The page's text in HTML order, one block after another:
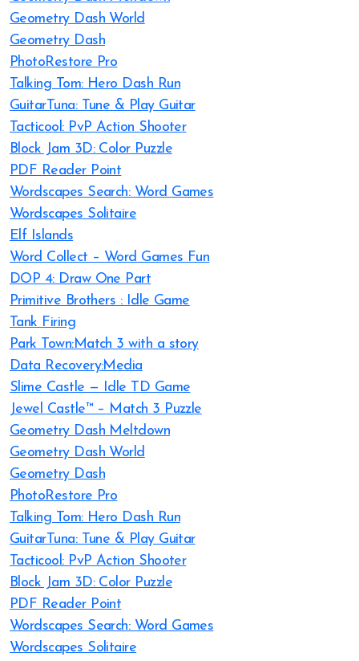
Geometry Dash World
Geometry Dash
PhotoRestore Pro
Talking Tom: Hero Dash Run
GuitarTuna: Tune & Play Guitar
Tacticool: PvP Action Shooter
Block Jam 3D: Color Puzzle
PDF Reader Point
Wordscapes Search: Word Games
Wordscapes Solitaire
Elf Islands
Word Collect – Word Games Fun
DOP 4: Draw One Part
Primitive Brothers : Idle Game
Tank Firing
Park Town:Match 3 with a story
Data Recovery:Media
Slime Castle — Idle TD Game
Jewel Castle™ – Match 3 Puzzle
Geometry Dash Meltdown
Geometry Dash World
Geometry Dash
PhotoRestore Pro
Talking Tom: Hero Dash Run
GuitarTuna: Tune & Play Guitar
Tacticool: PvP Action Shooter
Block Jam 3D: Color Puzzle
PDF Reader Point
Wordscapes Search: Word Games
Wordscapes Solitaire